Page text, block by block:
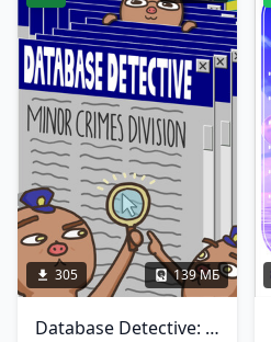
305 139 МБ
Database Detective: Minor Crimes Division